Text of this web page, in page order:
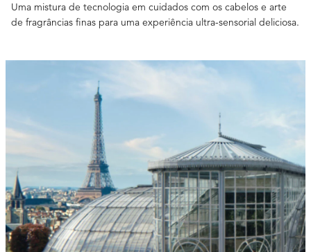
Uma mistura de tecnologia em cuidados com os cabelos e arte
de fragrâncias finas para uma experiência ultra-sensorial deliciosa.